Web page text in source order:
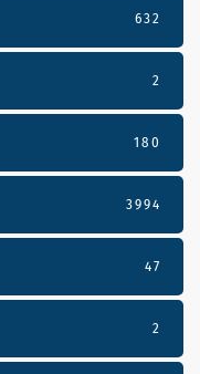
632
2
180
3994
47
2